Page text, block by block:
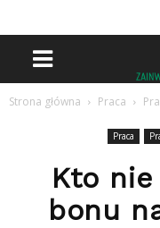
Strona główna Praca
Praca
Kto
bonu